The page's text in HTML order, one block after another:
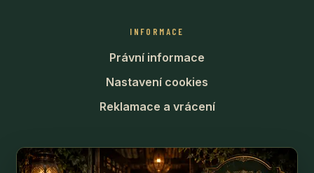
INFORMACE
Právní informace
Nastavení cookies
Reklamace a vrácení